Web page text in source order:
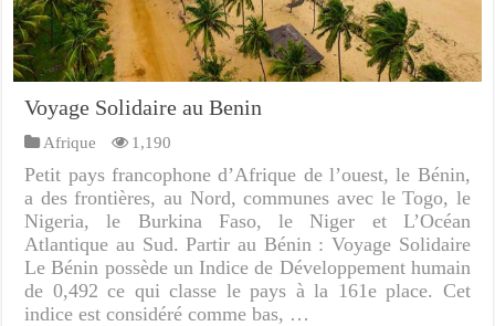
Voyage Solidaire au Benin
Afrique 1,190
Petit pays francophone d’Afrique de l’ouest, le Bénin,
a des frontières, au Nord, communes avec le Togo, le
Nigeria, le Burkina Faso, le Niger et L’Océan
Atlantique au Sud. Partir au Bénin : Voyage Solidaire
Le Bénin possède un Indice de Développement humain
de 0,492 ce qui classe le pays à la 161e place. Cet
indice est considéré comme bas, …